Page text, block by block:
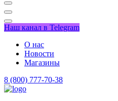
Наш канал в Telegram
О нас
Новости
Магазины
8 (800) 777-70-38